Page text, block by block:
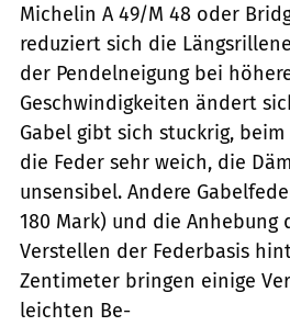
Michelin A 49/M 48 oder
reduziert sich die
der Pendelneigung bei
Geschwindigkeiten ändert
Gabel gibt sich stuckrig,
die Feder sehr weich, die
unsensibel. Andere
180 Mark) und die Anhebung
Verstellen der Federbasis
Zentimeter bringen einige
leichten Be-